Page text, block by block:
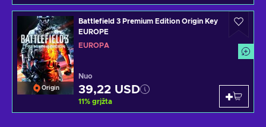
Origin
Battlefield 3 Premium Edition Origin Key
EUROPE
EUROPA
Nuo
39,22 USD
11% grįžta